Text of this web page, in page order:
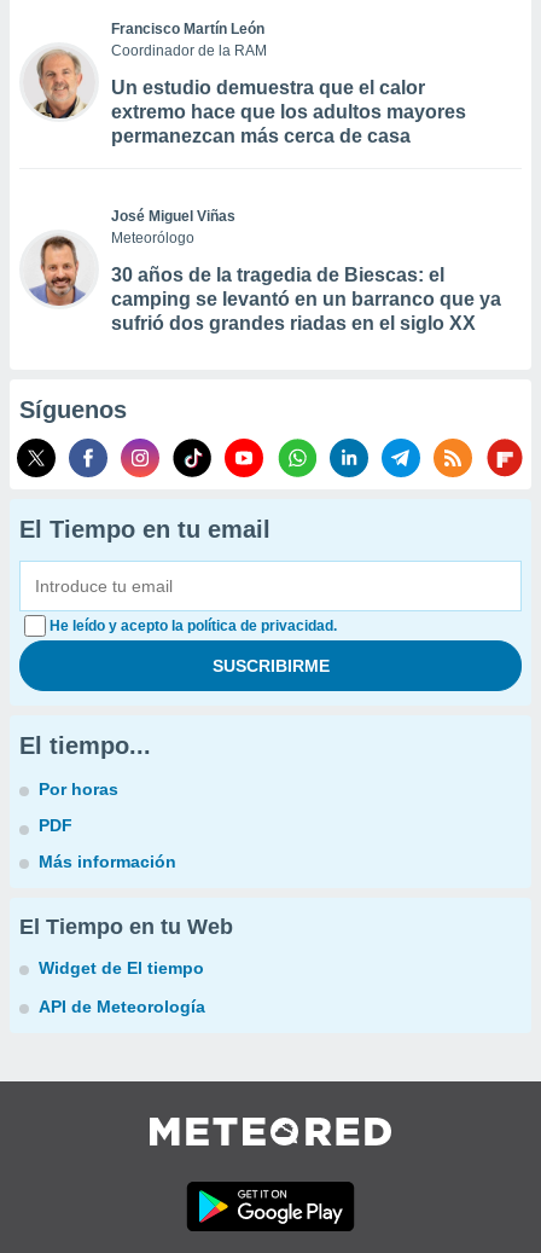
Francisco Martín León
Coordinador de la RAM
Un estudio demuestra que el calor
extremo hace que los adultos mayores
permanezcan más cerca de casa
José Miguel Viñas
Meteorólogo
30 años de la tragedia de Biescas: el
camping se levantó en un barranco que ya
sufrió dos grandes riadas en el siglo XX
Síguenos
El Tiempo en tu email
He leído y acepto la política de privacidad.
El tiempo...
Por horas
PDF
Más información
El Tiempo en tu Web
Widget de El tiempo
API de Meteorología